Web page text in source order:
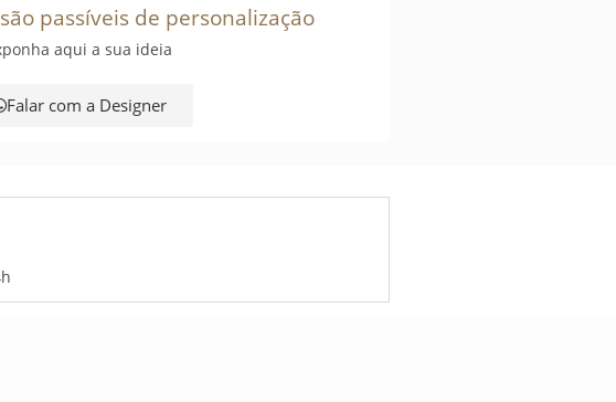
passíveis de personalização
aqui a sua ideia
Falar com a Designer